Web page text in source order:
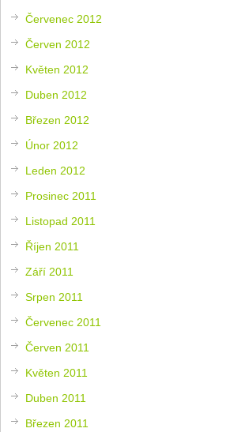
Červenec 2012
Červen 2012
Květen 2012
Duben 2012
Březen 2012
Únor 2012
Leden 2012
Prosinec 2011
Listopad 2011
Říjen 2011
Září 2011
Srpen 2011
Červenec 2011
Červen 2011
Květen 2011
Duben 2011
Březen 2011